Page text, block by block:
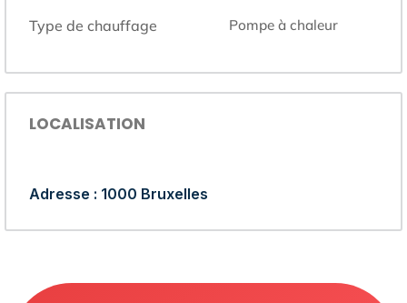
Type de chauffage pompe à chaleur
LOCALISATION
Adresse : 1000 Bruxelles